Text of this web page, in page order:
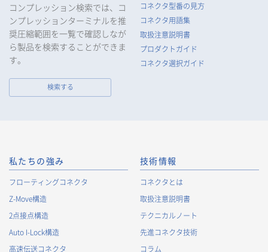
当社は、当社サービスの提供にあたり、お客様等の氏名、住
所、電話番号、電子メールアドレス、勤務先情報（所属会社
名、所属部署名、役職、住所、電話（FAX）番号等）、性別、銀
行口座情報等の個人情報を取得します。当社は、適正に個人情
報を取得し、偽りその他不正の手段により取得することはいた
なお、当社は、Cookieおよびその他のトラッキング技術（例え
ばWebビーコン）を使用して、IPアドレス等の識別子を含む、
られる場合のCookie情報は、後掲及びCookieポリシーに従って
取り扱います。https://www.irisoele.com/jp/cookie/
2. 個人情報の利用目的
当社が取得する個人情報の利用目的は、次の通りです。当社
は、次の利用目的を、関連性を有すると合理的に認められる範
囲で変更することがあり、変更した場合には、変更された利用
コンプレッション検索では、コ
ンプレッションターミナルを推
奨圧縮範囲を一覧で確認しなが
ら製品を検索することができま
す。
検索する
コネクタ型番の見方
コネクタ用語集
取扱注意説明書
プロダクトガイド
コネクタ選択ガイド
私たちの強み
フローティングコネクタ
Z-Move構造
2点接点構造
Auto I-Lock構造
高速伝送コネクタ
技術情報
コネクタとは
取扱注意説明書
テクニカルノート
先進コネクタ技術
コラム